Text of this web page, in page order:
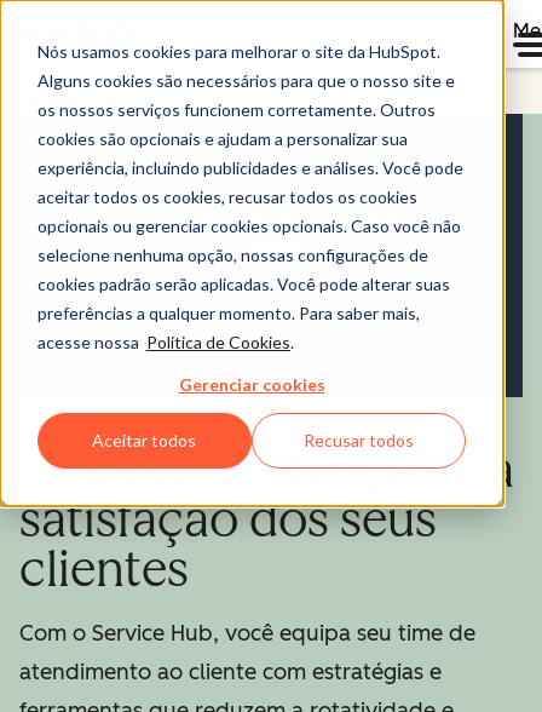
Nós usamos cookies para melhorar o site da HubSpot.
Alguns cookies são necessários para que o nosso site e
os nossos serviços funcionem corretamente. Outros
cookies são opcionais e ajudam a personalizar sua
experiência, incluindo publicidades e análises. Você pode
aceitar todos os cookies, recusar todos os cookies
opcionais ou gerenciar cookies opcionais. Caso você não
selecione nenhuma opção, nossas configurações de
cookies padrão serão aplicadas. Você pode alterar suas
preferências a qualquer momento. Para saber mais,
acesse nossa Política de Cookies.
Gerenciar cookies
Aceitar todos Recusar todos
Melhore a retenção e a
satisfação dos seus
clientes
Com o Service Hub, você equipa seu time de
atendimento ao cliente com estratégias e